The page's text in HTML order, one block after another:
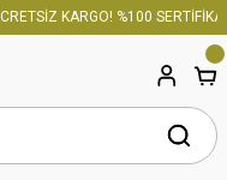
KARGO! %100